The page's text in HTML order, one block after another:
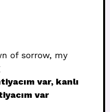
of sorrow, my
var, kanlı
var